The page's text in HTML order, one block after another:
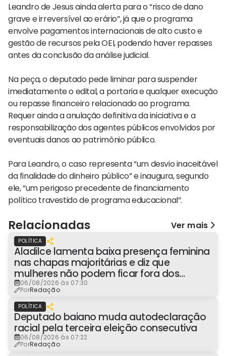
Leandro de Jesus ainda alerta para o “risco de dano
grave e irreversível ao erário”, já que o programa
envolve pagamentos internacionais de alto custo e
gestão de recursos pela OEI, podendo haver repasses
antes da conclusão da análise judicial.
Na peça, o deputado pede liminar para suspender
imediatamente o edital, a portaria e qualquer execução
ou repasse financeiro relacionado ao programa.
Requer ainda a anulação definitiva da iniciativa e a
responsabilização dos agentes públicos envolvidos por
eventuais danos ao patrimônio público.
Para Leandro, o caso representa “um desvio inaceitável
da finalidade do dinheiro público” e inaugura, segundo
ele, “um perigoso precedente de financiamento
político travestido de programa educacional”.
Relacionadas Ver mais
POLÍTICA
Aladilce lamenta baixa presença feminina
nas chapas majoritárias e diz que
mulheres não podem ficar fora dos
espaços de poder
06/08/2026 às 07:30
PorRedação
POLÍTICA
Deputado baiano muda autodeclaração
racial pela terceira eleição consecutiva
06/08/2026 às 07:22
PorRedação